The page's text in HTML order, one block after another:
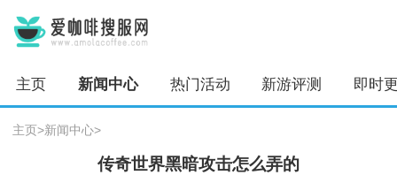
主页 新闻中心 热门活动 新游评测 即时
主页>新闻中心>
传奇世界黑暗攻击怎么弄的